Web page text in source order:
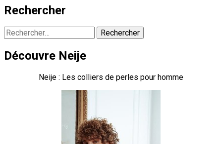
Rechercher
Rechercher :
Découvre Neije
Neije : Les colliers de perles pour homme